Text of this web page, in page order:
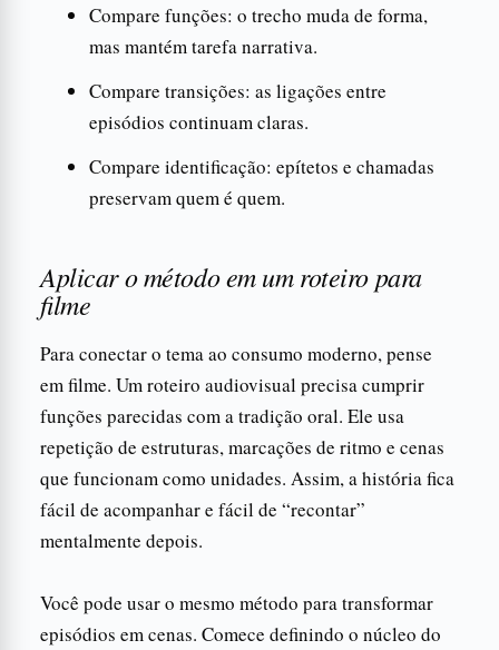
Compare funções: o trecho muda de forma,
mas mantém tarefa narrativa.
Compare transições: as ligações entre
episódios continuam claras.
Compare identificação: epítetos e chamadas
preservam quem é quem.
Aplicar o método em um roteiro para
filme
Para conectar o tema ao consumo moderno, pense
em filme. Um roteiro audiovisual precisa cumprir
funções parecidas com a tradição oral. Ele usa
repetição de estruturas, marcações de ritmo e cenas
que funcionam como unidades. Assim, a história fica
fácil de acompanhar e fácil de “recontar”
mentalmente depois.
Você pode usar o mesmo método para transformar
episódios em cenas. Comece definindo o núcleo do